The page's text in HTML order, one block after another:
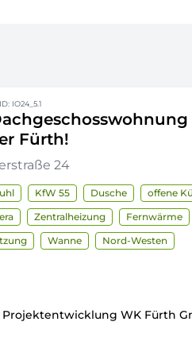
IO24_5.1
Fürth!
24
KfW 55 Dusche
offene
Zentralheizung
Fernwärme
Wanne
Nord-Westen
WK Fürth